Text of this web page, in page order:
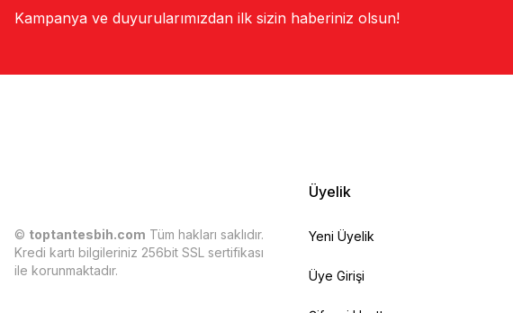
Kampanya ve duyurularımızdan ilk sizin haberiniz olsun!
© toptantesbih.com Tüm hakları saklıdır.
Kredi kartı bilgileriniz 256bit SSL sertifikası
ile korunmaktadır.
Üyelik
Yeni Üyelik
Üye Girişi